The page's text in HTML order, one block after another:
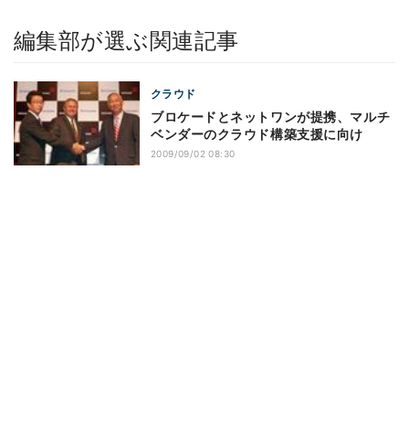
編集部が選ぶ関連記事
クラウド
ブロケードとネットワンが提携、マルチ
ベンダーのクラウド構築支援に向け
2009/09/02 08:30